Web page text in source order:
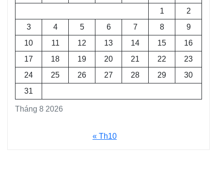
Tháng 8 2026
1
2
3
4 5 6 7 8
9
10
11 12 13 14 15
16
17
18 19 20 21 22
23
24
25 26 27 28 29
30
31
« Th10